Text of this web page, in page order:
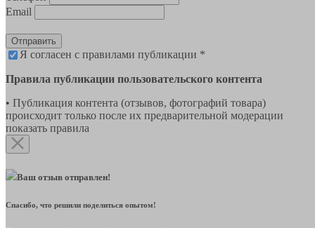
Email
Отправить
Я согласен с правилами публикации *
Правила публикации пользовательского контента
• Публикация контента (отзывов, фотографий товара)
происходит только после их предварительной модерации
показать правила
Ваш отзыв отправлен!
Спасибо, что решили поделиться опытом!